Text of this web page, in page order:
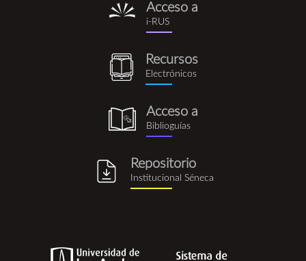
i-
rus.png
Acceso a
i-RUS
recursos_electronicos.png
Recursos
Electrónicos
biblioguia.png
Acceso a
Biblioguías
Repositorio
Institucional Séneca